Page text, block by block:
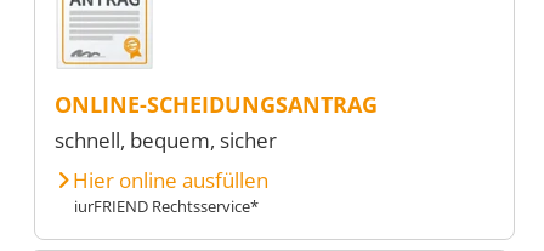
ONLINE-SCHEIDUNGSANTRAG
schnell, bequem, sicher
Hier online ausfüllen
iurFRIEND Rechtsservice*